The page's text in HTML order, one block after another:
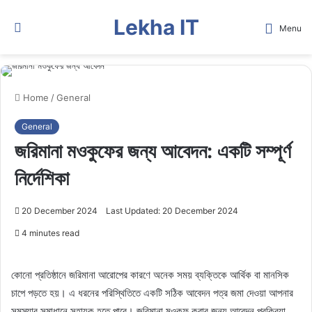
Lekha IT Menu
Home /General
General
জরিমানা মওকুফের জন্য আবেদন: একটি সম্পূর্ণ
নির্দেশিকা
20 December 2024 Last Updated: 20 December 2024
4 minutes read
কোনো প্রতিষ্ঠানে জরিমানা আরোপের কারণে অনেক সময় ব্যক্তিকে আর্থিক বা মানসিক
চাপে পড়তে হয়। এ ধরনের পরিস্থিতিতে একটি সঠিক আবেদন পত্র জমা দেওয়া আপনার